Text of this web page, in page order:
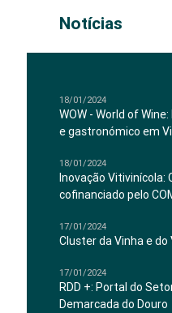
Notícias
18/01/2024
WOW - World of
e gastronómico em
18/01/2024
Inovação Vitivinícola:
cofinanciado pelo
17/01/2024
Cluster da Vinha e do
17/01/2024
RDD +: Portal do
Demarcada do Douro